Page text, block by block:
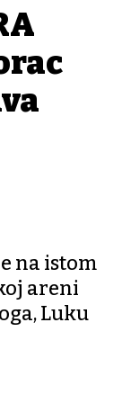
na istom
areni
Luku